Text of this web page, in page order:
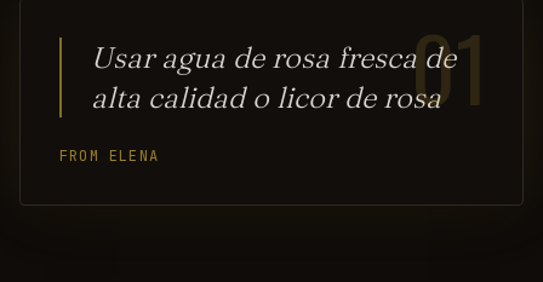
01
Usar agua de rosa fresca de
alta calidad o licor de rosa
FROM ELENA